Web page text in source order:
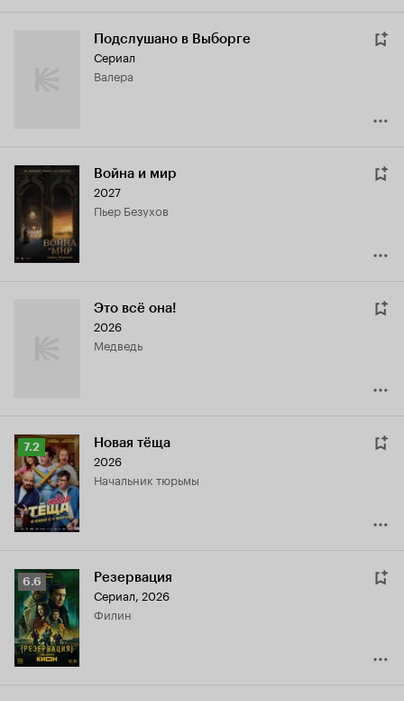
Подслушано в Выборге
Сериал
Валера
Война и мир
2027
Пьер Безухов
Это всё она!
2026
Медведь
Рейтинг
Кинопоиска
7.2
7.2 Новая тёща
2026
Начальник тюрьмы
Рейтинг
Кинопоиска
6.6
6.6 Резервация
Сериал, 2026
Филин